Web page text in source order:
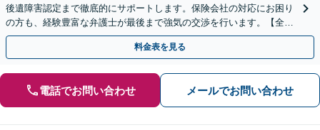
後遺障害認定まで徹底的にサポートします。保険会社の対応にお困り
の方も、経験豊富な弁護士が最後まで強気の交渉を行います。【全国
13拠点】お気軽にご相談ください。
料金表を見る
電話でお問い合わせ メールでお問い合わせ